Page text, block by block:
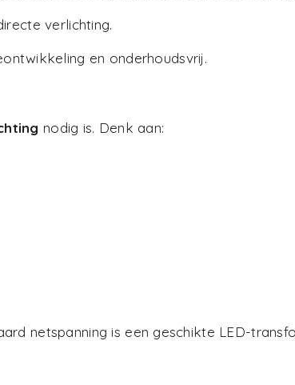
verlichting.
en onderhoudsvrij.
nodig is. Denk aan:
netspanning is een geschikte LED-